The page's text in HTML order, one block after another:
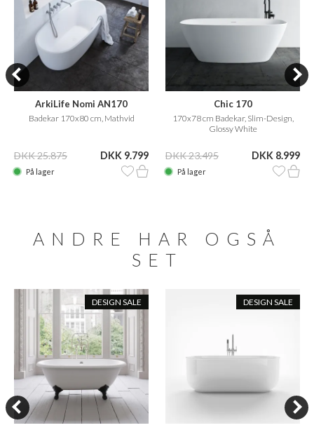
ArkiLife Nomi AN170
Badekar 170x80 cm, Mathvid
DKK 25.875 DKK 9.799
På lager
Chic 170
170x78 cm Badekar, Slim-Design,
Glossy White
DKK 23.495 DKK 8.999
På lager
ANDRE HAR OGSÅ
SET
DESIGN SALE DESIGN SALE